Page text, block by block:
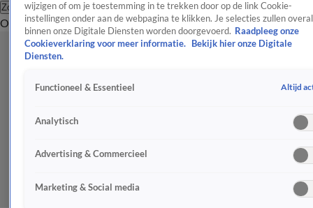
Zoeken
OverzichtEntertainmentSpraakmakendRealityCrimeVideo's
wijzigen of om je toestemming in te trekken door op de link Cookie-
instellingen onder aan de webpagina te klikken. Je selecties zullen overal
binnen onze Digitale Diensten worden doorgevoerd. Raadpleeg onze
Cookieverklaring voor meer informatie.
Bekijk hier onze Digitale
Diensten.
Functioneel & Essentieel Altijd
Analytisch
Advertising & Commercieel
Marketing & Social media